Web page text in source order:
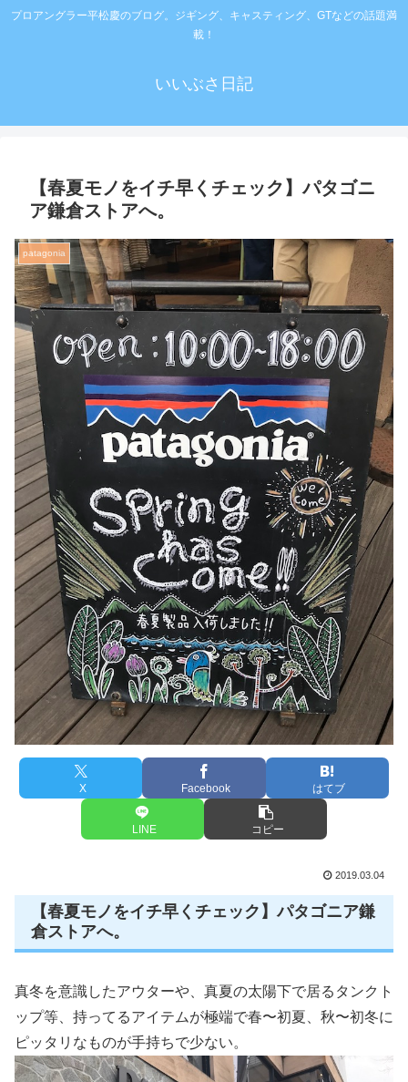
プロアングラー平松慶のブログ。ジギング、キャスティング、GTなどの話題満
載！
いいぶさ日記
【春夏モノをイチ早くチェック】パタゴニ
ア鎌倉ストアへ。
patagonia
X Facebook はてブ
LINE コピー
2019.03.04
【春夏モノをイチ早くチェック】パタゴニア鎌
倉ストアへ。
真冬を意識したアウターや、真夏の太陽下で居るタンクト
ップ等、持ってるアイテムが極端で春〜初夏、秋〜初冬に
ピッタリなものが手持ちで少ない。